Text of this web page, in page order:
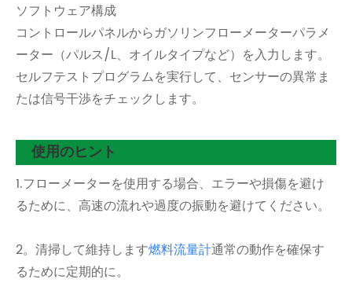
ソフトウェア構成
コントロールパネルからガソリンフローメーターパラメ
ーター（パルス/L、オイルタイプなど）を入力します。
セルフテストプログラムを実行して、センサーの異常ま
たは信号干渉をチェックします。
使用のヒント
1.フローメーターを使用する場合、エラーや損傷を避け
るために、高速の流れや過度の振動を避けてください。
2。清掃して維持します燃料流量計通常の動作を確保す
るために定期的に。